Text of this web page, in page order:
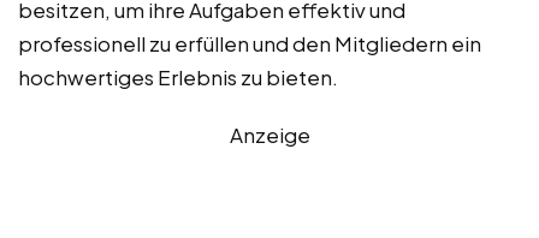
besitzen, um ihre Aufgaben effektiv und
professionell zu erfüllen und den Mitgliedern ein
hochwertiges Erlebnis zu bieten.
Anzeige